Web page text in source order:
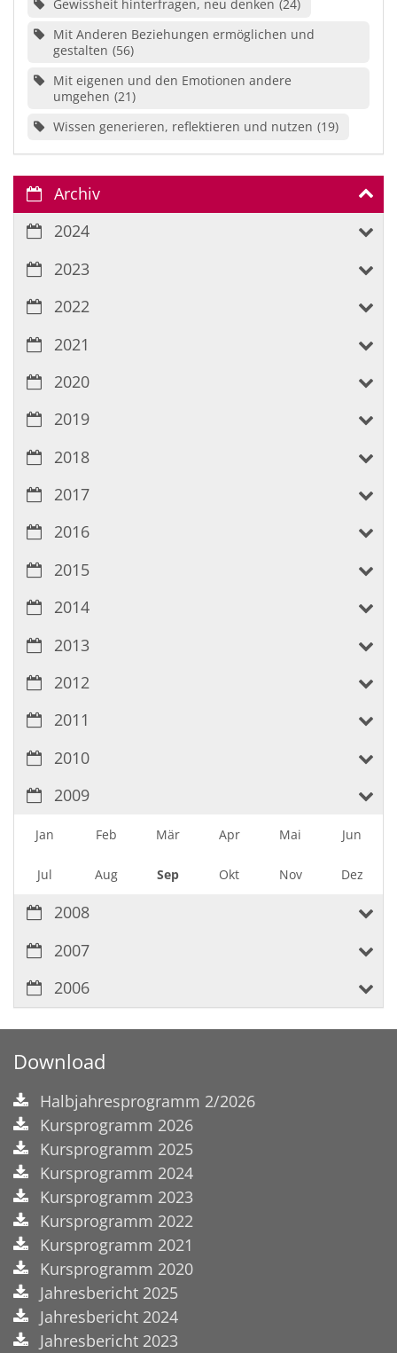
Gewissheit hinterfragen, neu denken 24
Mit Anderen Beziehungen ermöglichen und
gestalten 56
Mit eigenen und den Emotionen andere
umgehen 21
Wissen generieren, reflektieren und nutzen 19
Archiv
2024
2023
2022
2021
2020
2019
2018
2017
2016
2015
2014
2013
2012
2011
2010
2009
Jan Feb Mär Apr Mai Jun
Jul Aug Sep Okt Nov Dez
2008
2007
2006
Download
Halbjahresprogramm 2/2026
Kursprogramm 2026
Kursprogramm 2025
Kursprogramm 2024
Kursprogramm 2023
Kursprogramm 2022
Kursprogramm 2021
Kursprogramm 2020
Jahresbericht 2025
Jahresbericht 2024
Jahresbericht 2023